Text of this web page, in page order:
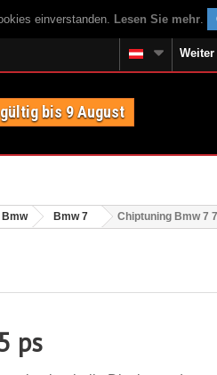
einverstanden. Lesen Sie mehr.
Weiter
bis 9 August
Bmw Bmw 7 Chiptuning Bmw 7
ps